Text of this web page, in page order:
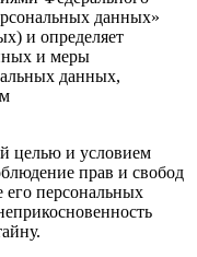
данных»
и определяет
и меры
данных,
целью и условием
прав и свобод
его персональных